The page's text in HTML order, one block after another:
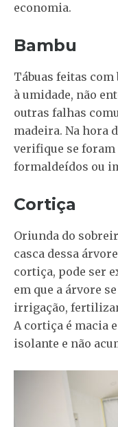
economia.
Bambu
Tábuas feitas
à umidade, não
outras falhas
madeira. Na hora
verifique se foram
formaldeídos ou
Cortiça
Oriunda do
casca dessa
cortiça, pode ser
em que a árvore
irrigação,
A cortiça é macia
isolante e não